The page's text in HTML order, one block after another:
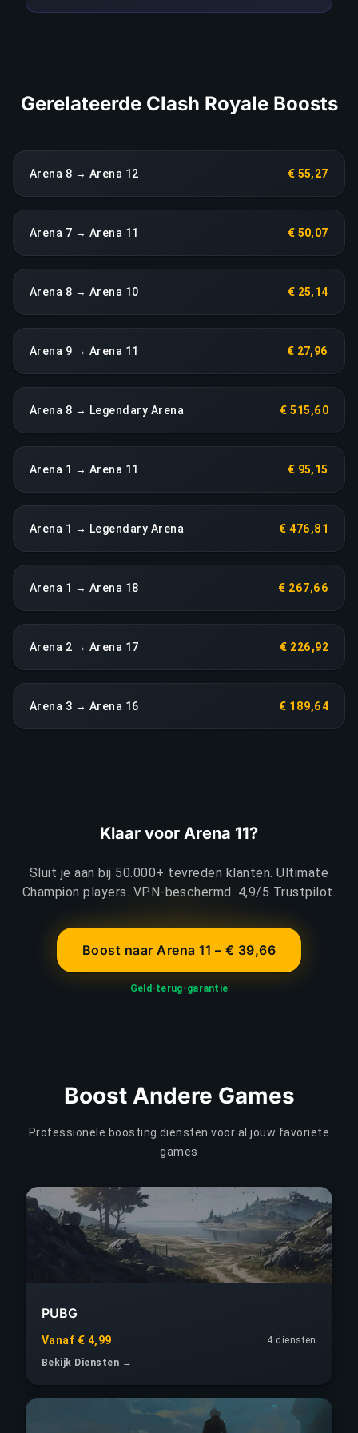
Gerelateerde Clash Royale Boosts
Arena 8 → Arena 12 € 55,27
Arena 7 → Arena 11 € 50,07
Arena 8 → Arena 10 € 25,14
Arena 9 → Arena 11 € 27,96
Arena 8 → Legendary Arena € 515,60
Arena 1 → Arena 11 € 95,15
Arena 1 → Legendary Arena € 476,81
Arena 1 → Arena 18 € 267,66
Arena 2 → Arena 17 € 226,92
Arena 3 → Arena 16 € 189,64
Klaar voor Arena 11?
Sluit je aan bij 50.000+ tevreden klanten. Ultimate
Champion players. VPN-beschermd. 4,9/5 Trustpilot.
Boost naar Arena 11 – € 39,66
Geld-terug-garantie
Boost Andere Games
Professionele boosting diensten voor al jouw favoriete
games
PUBG
Vanaf € 4,99
4 diensten
Bekijk Diensten →